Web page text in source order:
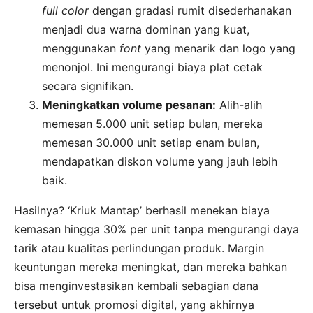
full colordengan gradasi rumit disederhanakan
menjadi dua warna dominan yang kuat,
menggunakan font yang menarik dan logo yang
menonjol. Ini mengurangi biaya plat cetak
secara signifikan.
Meningkatkan volume pesanan: Alih-alih
memesan 5.000 unit setiap bulan, mereka
memesan 30.000 unit setiap enam bulan,
mendapatkan diskon volume yang jauh lebih
baik.
Hasilnya? ‘Kriuk Mantap’ berhasil menekan biaya
kemasan hingga 30% per unit tanpa mengurangi daya
tarik atau kualitas perlindungan produk. Margin
keuntungan mereka meningkat, dan mereka bahkan
bisa menginvestasikan kembali sebagian dana
tersebut untuk promosi digital, yang akhirnya